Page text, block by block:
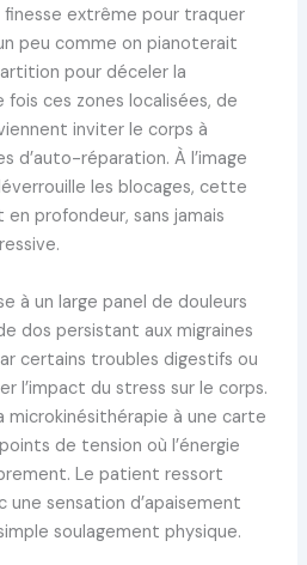
finesse extrême pour traquer
peu comme on pianoterait
pour déceler la
fois ces zones localisées, de
inviter le corps à
d’auto-réparation. À l’image
les blocages, cette
profondeur, sans jamais
à un large panel de douleurs
dos persistant aux migraines
certains troubles digestifs ou
l’impact du stress sur le corps.
microkinésithérapie à une carte
de tension où l’énergie
Le patient ressort
une sensation d’apaisement
soulagement physique.